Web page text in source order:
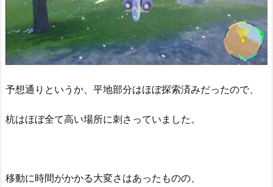
予想通りというか、平地部分はほぼ探索済みだったので、
杭はほぼ全て高い場所に刺さっていました。
移動に時間がかかる大変さはあったものの、